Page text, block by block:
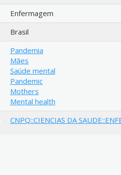
Enfermagem
Brasil
Pandemia
Mães
Saúde mental
Pandemic
Mothers
Mental health
CNPQ::CIENCIAS DA